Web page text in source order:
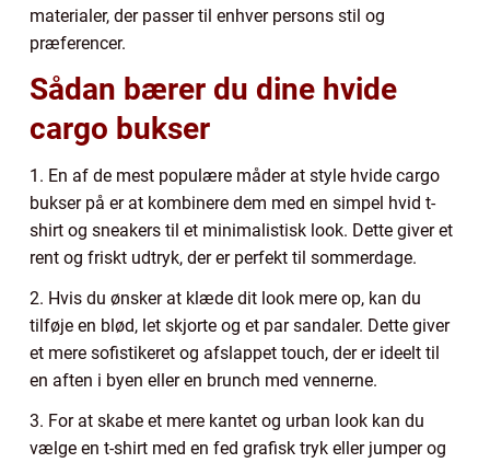
materialer, der passer til enhver persons stil og
præferencer.
Sådan bærer du dine hvide
cargo bukser
1. En af de mest populære måder at style hvide cargo
bukser på er at kombinere dem med en simpel hvid t-
shirt og sneakers til et minimalistisk look. Dette giver et
rent og friskt udtryk, der er perfekt til sommerdage.
2. Hvis du ønsker at klæde dit look mere op, kan du
tilføje en blød, let skjorte og et par sandaler. Dette giver
et mere sofistikeret og afslappet touch, der er ideelt til
en aften i byen eller en brunch med vennerne.
3. For at skabe et mere kantet og urban look kan du
vælge en t-shirt med en fed grafisk tryk eller jumper og